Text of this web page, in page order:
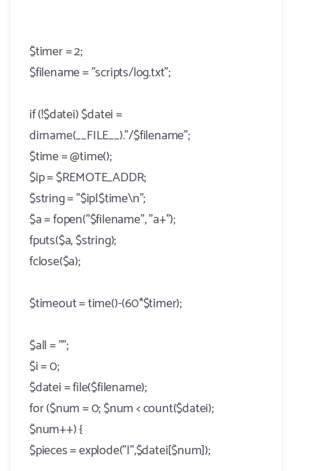
$timer = 2;
$filename = "scripts/log.txt";
if (!$datei) $datei =
dirname(__FILE__)."/$filename";
$time = @time();
$ip = $REMOTE_ADDR;
$string = "$ip|$time\n";
$a = fopen("$filename", "a+");
fputs($a, $string);
fclose($a);
$timeout = time()-(60*$timer);
$all = "";
$i = 0;
$datei = file($filename);
for ($num = 0; $num < count($datei);
$num++) {
$pieces = explode("|",$datei[$num]);